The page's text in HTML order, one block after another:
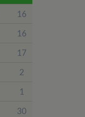
16
16
17
2
1
30